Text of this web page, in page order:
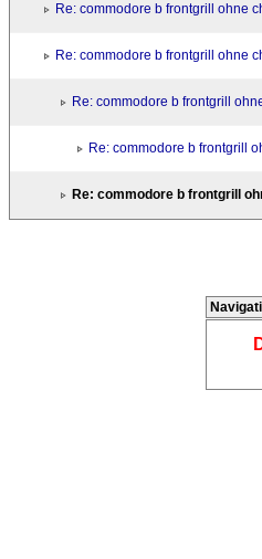
Re: commodore b frontgrill ohne
Re: commodore b frontgrill ohne
Re: commodore b frontgrill
Re: commodore b frontgrill
Re: commodore b frontgrill